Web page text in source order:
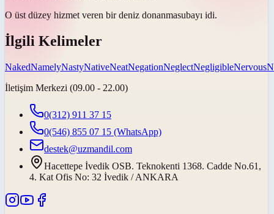
O üst düzey hizmet veren bir deniz donanmasubayı idi.
İlgili Kelimeler
NakedNamelyNastyNativeNeatNegationNeglectNegligibleNervous
İletişim Merkezi (09.00 - 22.00)
0(312) 911 37 15
0(546) 855 07 15 (WhatsApp)
destek@uzmandil.com
Hacettepe İvedik OSB. Teknokenti 1368. Cadde No.61,
4. Kat Ofis No: 32 İvedik / ANKARA